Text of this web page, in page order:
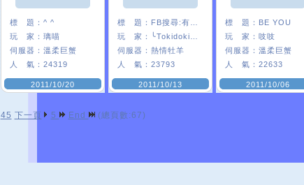
標 題： ^ ^
玩 家： 璃喵
伺服器： 溫柔巨蟹
人 氣： 24319
2011/10/20
標 題：
玩 家：
伺服器： 熱情牡羊
人 氣： 23793
2011/10/13
標 題： BE YOU
玩 家： 吱吱
伺服器： 溫柔巨蟹
人 氣： 22633
2011/10/06
45 下一頁 5 End (總頁數:67)